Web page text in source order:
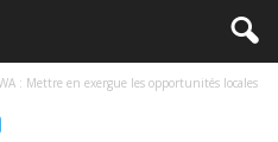
: Mettre en exergue les opportunités locales